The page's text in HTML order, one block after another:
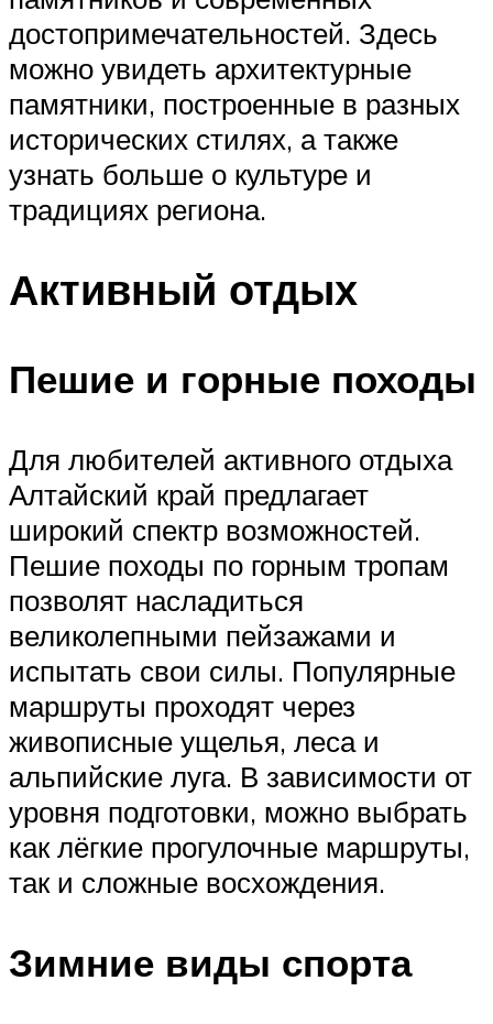
достопримечательностей. Здесь
можно увидеть архитектурные
памятники, построенные в разных
исторических стилях, а также
узнать больше о культуре и
традициях региона.
Активный отдых
Пешие и горные походы
Для любителей активного отдыха
Алтайский край предлагает
широкий спектр возможностей.
Пешие походы по горным тропам
позволят насладиться
великолепными пейзажами и
испытать свои силы. Популярные
маршруты проходят через
живописные ущелья, леса и
альпийские луга. В зависимости от
уровня подготовки, можно выбрать
как лёгкие прогулочные маршруты,
так и сложные восхождения.
Зимние виды спорта